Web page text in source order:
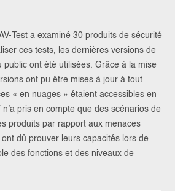
Test a examiné 30 produits de sécurité
ces tests, les dernières versions de
public ont été utilisées. Grâce à la mise
ont pu être mises à jour à tout
« en nuages » étaient accessibles en
n’a pris en compte que des scénarios de
produits par rapport aux menaces
dû prouver leurs capacités lors de
des fonctions et des niveaux de